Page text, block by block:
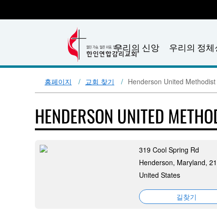
우리의 신앙 우리의 정체
홈페이지 교회 찾기 Henderson United
HENDERSON UNITED
319 Cool Spring Rd
Henderson, Maryland,
United States
길찾기